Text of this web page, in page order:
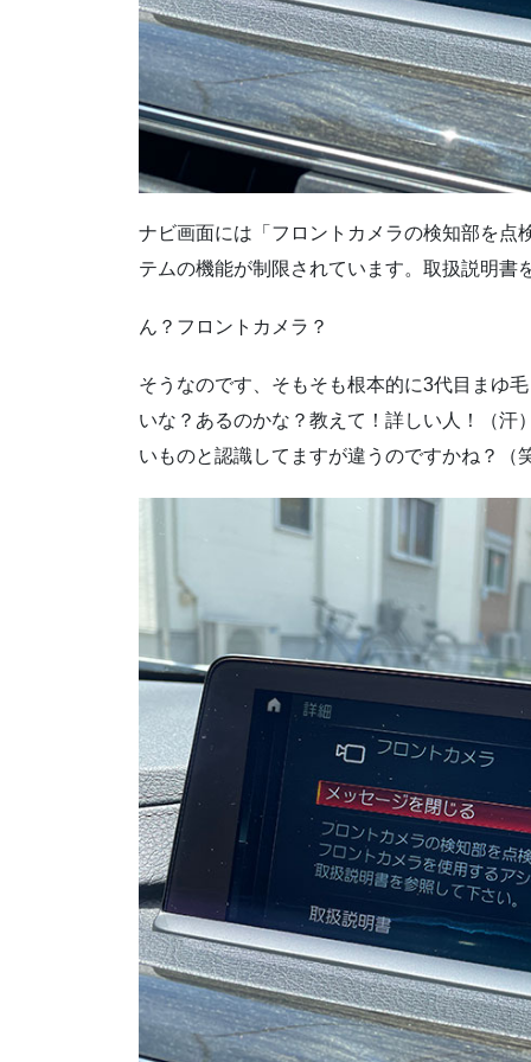
ナビ画面には「フロントカメラの検知部を点
テムの機能が制限されています。取扱説明
ん？フロントカメラ？
そうなのです、そもそも根本的に3代目まゆ
いな？あるのかな？教えて！詳しい人！（汗
いものと認識してますが違うのですかね？（